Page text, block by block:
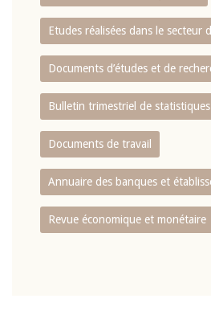
Etudes réalisées dans le secteur
Documents d’études et de
Bulletin trimestriel de statistiques
Documents de travail
Annuaire des banques et
Revue économique et monétaire